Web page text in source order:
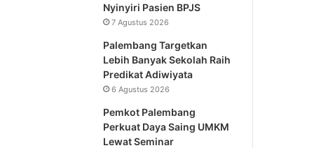
Nyinyiri Pasien BPJS
7 Agustus 2026
Palembang Targetkan
Lebih Banyak Sekolah Raih
Predikat Adiwiyata
6 Agustus 2026
Pemkot Palembang
Perkuat Daya Saing UMKM
Lewat Seminar